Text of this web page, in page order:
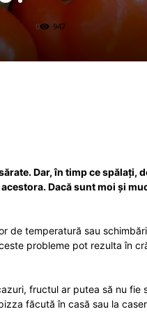
947
0
Dar, în timp ce spălați,
Dacă sunt moi și
de temperatură sau
probleme pot rezulta în
fructul ar putea să nu fie
făcută în casă sau la